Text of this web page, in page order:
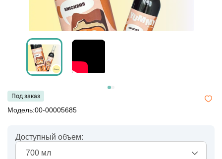
Под заказ
Модель:00-00005685
Доступный объем:
700 мл